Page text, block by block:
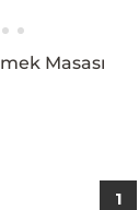
Masası
1